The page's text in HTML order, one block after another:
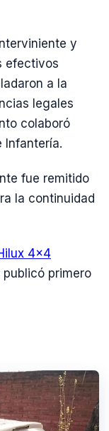
y
efectivos
a la
legales
colaboró
Infantería.
fue remitido
la continuidad
4×4
publicó primero